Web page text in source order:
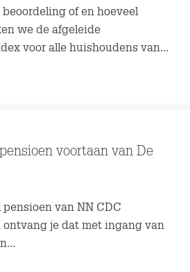
of en hoeveel
we de afgeleide
voor alle huishoudens van...
voortaan van De
van NN CDC
ontvang je dat met ingang van